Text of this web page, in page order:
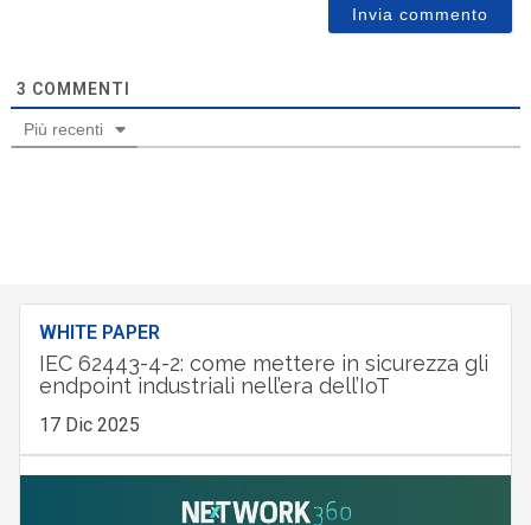
3 COMMENTI
Più recenti
WHITE PAPER
IEC 62443-4-2: come mettere in sicurezza gli
endpoint industriali nell’era dell’IoT
17 Dic 2025